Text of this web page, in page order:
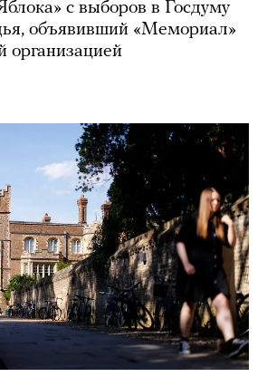
с выборов в Госдуму
объявивший «Мемориал»
организацией